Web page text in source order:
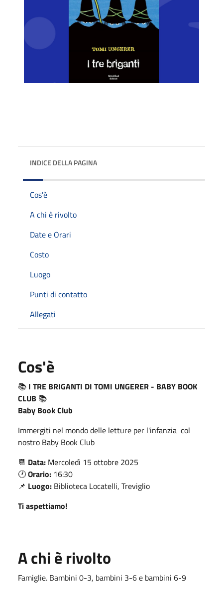
INDICE DELLA PAGINA
Cos'è
A chi è rivolto
Date e Orari
Costo
Luogo
Punti di contatto
Allegati
Cos'è
📚 I TRE BRIGANTI DI TOMI UNGERER - BABY BOOK
CLUB 📚
Baby Book Club
Immergiti nel mondo delle letture per l'infanzia col
nostro Baby Book Club
📆 Data: Mercoledì 15 ottobre 2025
🕐Orario: 16:30
📌 Luogo: Biblioteca Locatelli, Treviglio
Ti aspettiamo!
A chi è rivolto
Famiglie. Bambini 0-3, bambini 3-6 e bambini 6-9